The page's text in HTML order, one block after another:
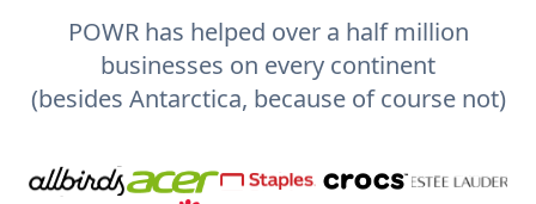
POWR has helped over a half million
businesses on every continent
(besides Antarctica, because of course not)